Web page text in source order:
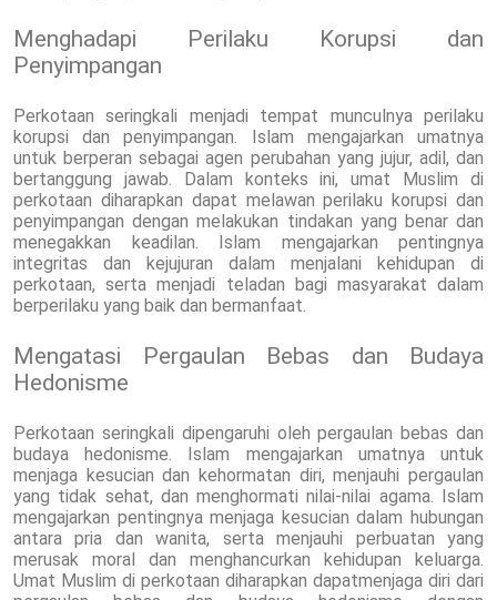
Menghadapi Perilaku Korupsi dan
Penyimpangan
Perkotaan seringkali menjadi tempat munculnya perilaku
korupsi dan penyimpangan. Islam mengajarkan umatnya
untuk berperan sebagai agen perubahan yang jujur, adil, dan
bertanggung jawab. Dalam konteks ini, umat Muslim di
perkotaan diharapkan dapat melawan perilaku korupsi dan
penyimpangan dengan melakukan tindakan yang benar dan
menegakkan keadilan. Islam mengajarkan pentingnya
integritas dan kejujuran dalam menjalani kehidupan di
perkotaan, serta menjadi teladan bagi masyarakat dalam
berperilaku yang baik dan bermanfaat.
Mengatasi Pergaulan Bebas dan Budaya
Hedonisme
Perkotaan seringkali dipengaruhi oleh pergaulan bebas dan
budaya hedonisme. Islam mengajarkan umatnya untuk
menjaga kesucian dan kehormatan diri, menjauhi pergaulan
yang tidak sehat, dan menghormati nilai-nilai agama. Islam
mengajarkan pentingnya menjaga kesucian dalam hubungan
antara pria dan wanita, serta menjauhi perbuatan yang
merusak moral dan menghancurkan kehidupan keluarga.
Umat Muslim di perkotaan diharapkan dapatmenjaga diri dari